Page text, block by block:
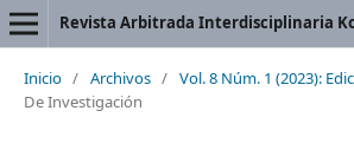
Revista Arbitrada Interdisciplinaria
Inicio / Archivos / Vol. 8 Núm. 1 (2023):
De Investigación